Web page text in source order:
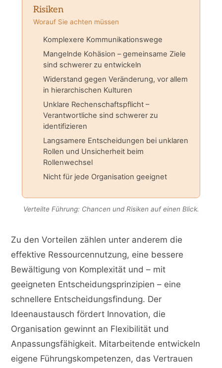
Risiken
Worauf Sie achten müssen
Komplexere Kommunikationswege
Mangelnde Kohäsion – gemeinsame Ziele
sind schwerer zu entwickeln
Widerstand gegen Veränderung, vor allem
in hierarchischen Kulturen
Unklare Rechenschaftspflicht –
Verantwortliche sind schwerer zu
identifizieren
Langsamere Entscheidungen bei unklaren
Rollen und Unsicherheit beim
Rollenwechsel
Nicht für jede Organisation geeignet
Verteilte Führung: Chancen und Risiken auf einen Blick.
Zu den Vorteilen zählen unter anderem die
effektive Ressourcennutzung, eine bessere
Bewältigung von Komplexität und – mit
geeigneten Entscheidungsprinzipien – eine
schnellere Entscheidungsfindung. Der
Ideenaustausch fördert Innovation, die
Organisation gewinnt an Flexibilität und
Anpassungsfähigkeit. Mitarbeitende entwickeln
eigene Führungskompetenzen, das Vertrauen